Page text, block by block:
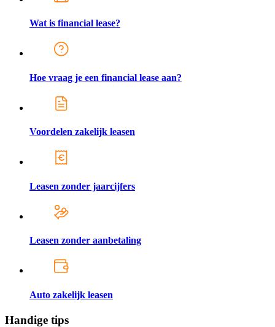
Wat is financial lease?
Hoe vraag je een financial lease aan?
Voordelen zakelijk leasen
Leasen zonder jaarcijfers
Leasen zonder aanbetaling
Auto zakelijk leasen
Handige tips